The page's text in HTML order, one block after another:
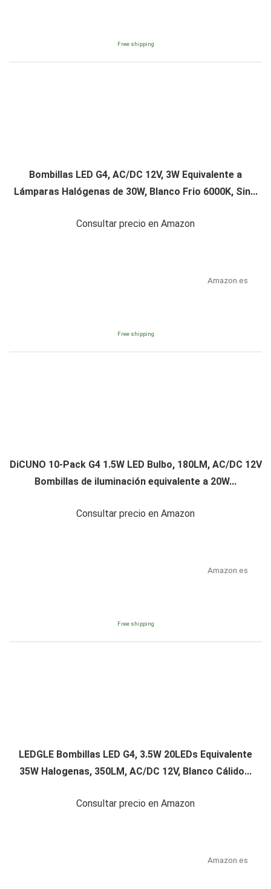
Free shipping
Bombillas LED G4, AC/DC 12V, 3W Equivalente a
Lámparas Halógenas de 30W, Blanco Frio 6000K, Sin...
Consultar precio en Amazon
Amazon.es
Free shipping
DiCUNO 10-Pack G4 1.5W LED Bulbo, 180LM, AC/DC 12V
Bombillas de iluminación equivalente a 20W...
Consultar precio en Amazon
Amazon.es
Free shipping
LEDGLE Bombillas LED G4, 3.5W 20LEDs Equivalente
35W Halogenas, 350LM, AC/DC 12V, Blanco Cálido...
Consultar precio en Amazon
Amazon.es